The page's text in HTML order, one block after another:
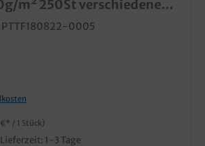
m² 250St verschiedene
PTTF180822-0005
/ 1 Stück)
1-3 Tage